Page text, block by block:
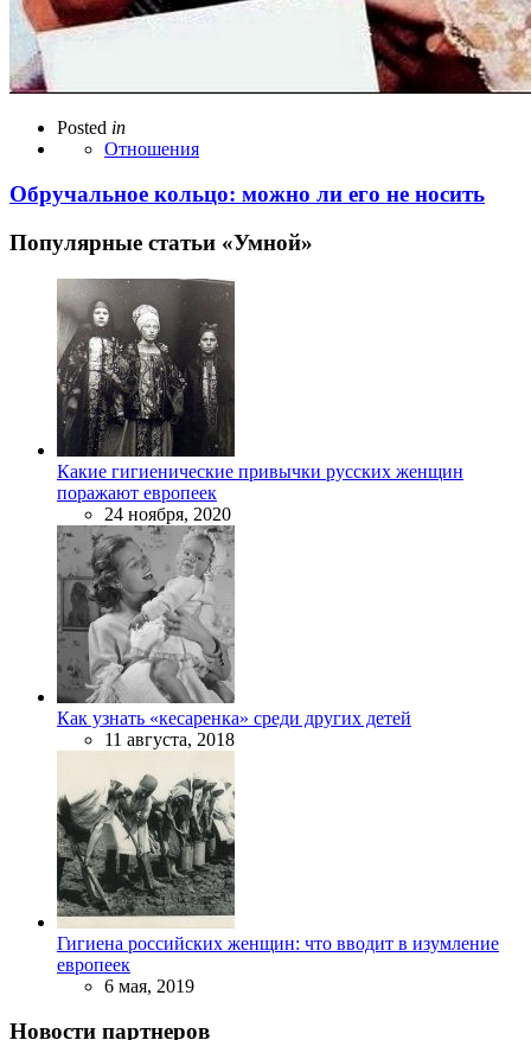
Posted in
Отношения
Обручальное кольцо: можно ли его не носить
Популярные статьи «Умной»
Какие гигиенические привычки русских женщин
поражают европеек
24 ноября, 2020
Как узнать «кесаренка» среди других детей
11 августа, 2018
Гигиена российских женщин: что вводит в изумление
европеек
6 мая, 2019
Новости партнеров